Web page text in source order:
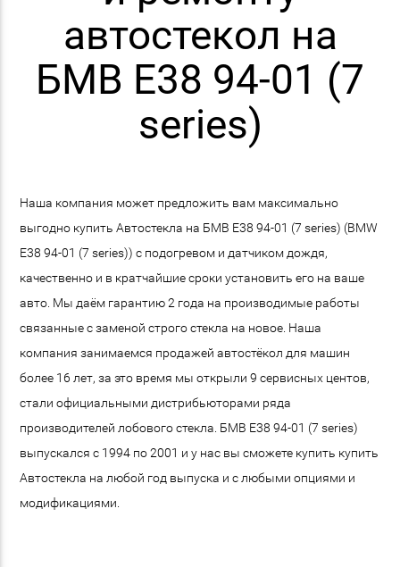
автостекол на
БМВ E38 94-01 (7
series)
Наша компания может предложить вам максимально
выгодно купить Автостекла на БМВ E38 94-01 (7 series) (BMW
E38 94-01 (7 series)) с подогревом и датчиком дождя,
качественно и в кратчайшие сроки установить его на ваше
авто. Мы даём гарантию 2 года на производимые работы
связанные с заменой строго стекла на новое. Наша
компания занимаемся продажей автостёкол для машин
более 16 лет, за это время мы открыли 9 сервисных центов,
стали официальными дистрибьюторами ряда
производителей лобового стекла. БМВ E38 94-01 (7 series)
выпускался с 1994 по 2001 и у нас вы сможете купить купить
Автостекла на любой год выпуска и с любыми опциями и
модификациями.